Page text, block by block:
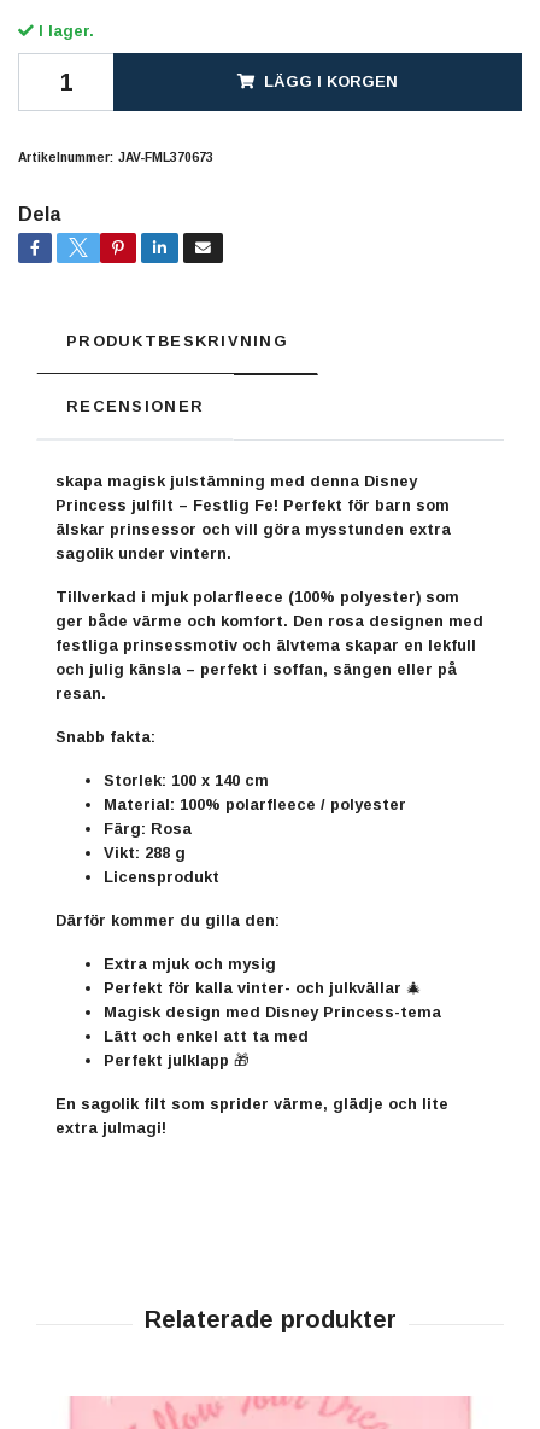
I lager.
LÄGG I KORGEN
Artikelnummer: JAV-FML370673
Dela
PRODUKTBESKRIVNING
RECENSIONER
skapa magisk julstämning med denna Disney
Princess julfilt – Festlig Fe! Perfekt för barn som
älskar prinsessor och vill göra mysstunden extra
sagolik under vintern.
Tillverkad i mjuk polarfleece (100% polyester) som
ger både värme och komfort. Den rosa designen med
festliga prinsessmotiv och älvtema skapar en lekfull
och julig känsla – perfekt i soffan, sängen eller på
resan.
Snabb fakta:
Storlek: 100 x 140 cm
Material: 100% polarfleece / polyester
Färg: Rosa
Vikt: 288 g
Licensprodukt
Därför kommer du gilla den:
Extra mjuk och mysig
Perfekt för kalla vinter- och julkvällar 🎄
Magisk design med Disney Princess-tema
Lätt och enkel att ta med
Perfekt julklapp 🎁
En sagolik filt som sprider värme, glädje och lite
extra julmagi!